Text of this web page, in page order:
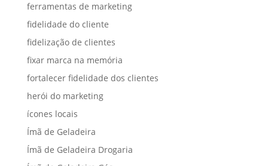
ferramentas de marketing
fidelidade do cliente
fidelização de clientes
fixar marca na memória
fortalecer fidelidade dos clientes
herói do marketing
ícones locais
Ímã de Geladeira
Ímã de Geladeira Drogaria